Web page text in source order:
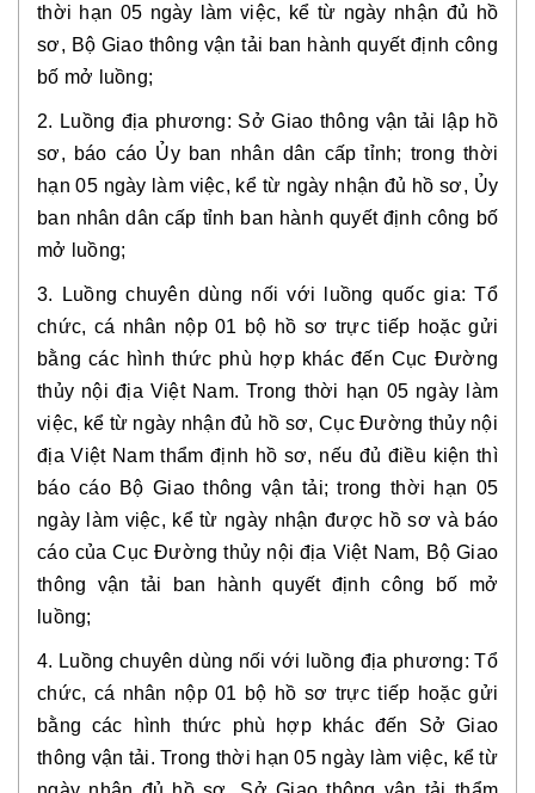
thời hạn 05 ngày làm việc, kể từ ngày nhận đủ hồ
sơ, Bộ Giao thông vận tải ban hành quyết định công
bố mở luồng;
2. Luồng địa phương: Sở Giao thông vận tải lập hồ
sơ, báo cáo Ủy ban nhân dân cấp tỉnh; trong thời
hạn 05 ngày làm việc, kể từ ngày nhận đủ hồ sơ, Ủy
ban nhân dân cấp tỉnh ban hành quyết định công bố
mở luồng;
3. Luồng chuyên dùng nối với luồng quốc gia: Tổ
chức, cá nhân nộp 01 bộ hồ sơ trực tiếp hoặc gửi
bằng các hình thức phù hợp khác đến Cục Đường
thủy nội địa Việt Nam. Trong thời hạn 05 ngày làm
việc, kể từ ngày nhận đủ hồ sơ, Cục Đường thủy nội
địa Việt Nam thẩm định hồ sơ, nếu đủ điều kiện thì
báo cáo Bộ Giao thông vận tải; trong thời hạn 05
ngày làm việc, kể từ ngày nhận được hồ sơ và báo
cáo của Cục Đường thủy nội địa Việt Nam, Bộ Giao
thông vận tải ban hành quyết định công bố mở
luồng;
4. Luồng chuyên dùng nối với luồng địa phương: Tổ
chức, cá nhân nộp 01 bộ hồ sơ trực tiếp hoặc gửi
bằng các hình thức phù hợp khác đến Sở Giao
thông vận tải. Trong thời hạn 05 ngày làm việc, kể từ